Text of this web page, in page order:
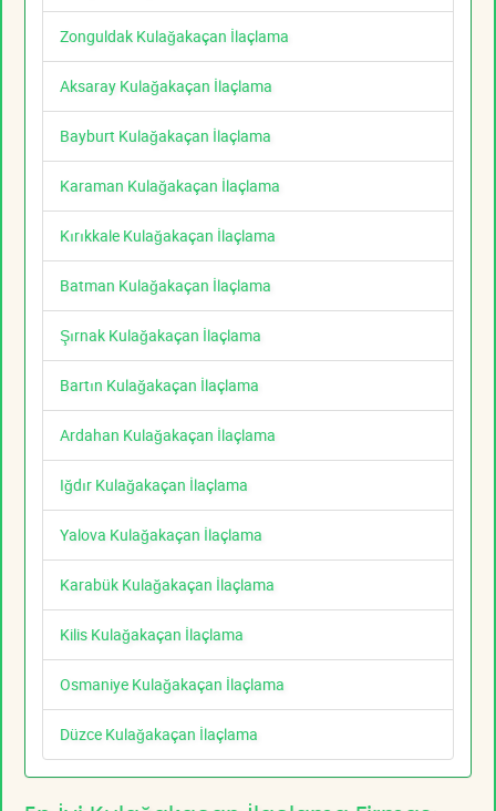
Zonguldak Kulağakaçan İlaçlama
Aksaray Kulağakaçan İlaçlama
Bayburt Kulağakaçan İlaçlama
Karaman Kulağakaçan İlaçlama
Kırıkkale Kulağakaçan İlaçlama
Batman Kulağakaçan İlaçlama
Şırnak Kulağakaçan İlaçlama
Bartın Kulağakaçan İlaçlama
Ardahan Kulağakaçan İlaçlama
Iğdır Kulağakaçan İlaçlama
Yalova Kulağakaçan İlaçlama
Karabük Kulağakaçan İlaçlama
Kilis Kulağakaçan İlaçlama
Osmaniye Kulağakaçan İlaçlama
Düzce Kulağakaçan İlaçlama